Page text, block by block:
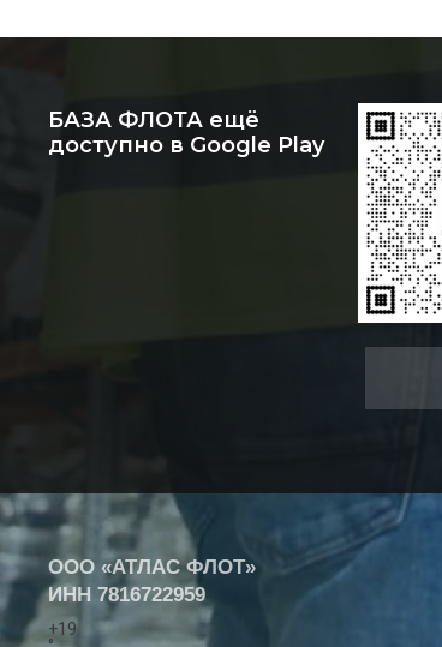
БАЗА ФЛОТА ещё
доступно в Google Play
ООО «АТЛАС ФЛОТ»
ИНН 7816722959
+19